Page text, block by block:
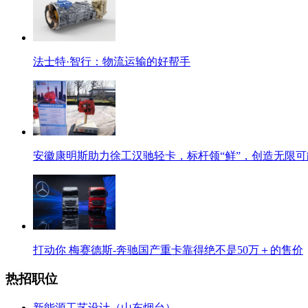
法士特·智行：物流运输的好帮手
安徽康明斯助力徐工汉驰轻卡，标杆领“鲜”，创造无限
打动你 梅赛德斯-奔驰国产重卡靠得绝不是50万＋的售价
热招职位